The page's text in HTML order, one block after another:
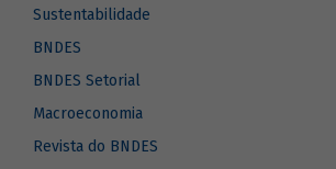
Sustentabilidade
BNDES
BNDES Setorial
Macroeconomia
Revista do BNDES